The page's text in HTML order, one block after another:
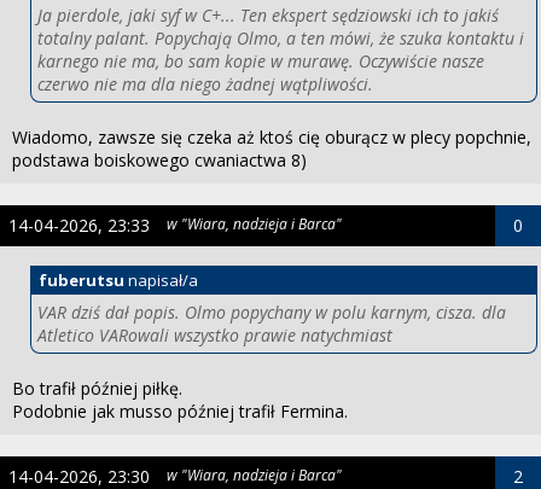
Ja pierdole, jaki syf w C+... Ten ekspert sędziowski ich to jakiś
totalny palant. Popychają Olmo, a ten mówi, że szuka kontaktu i
karnego nie ma, bo sam kopie w murawę. Oczywiście nasze
czerwo nie ma dla niego żadnej wątpliwości.
Wiadomo, zawsze się czeka aż ktoś cię oburącz w plecy popchnie,
podstawa boiskowego cwaniactwa 8)
fuberutsu napisał/a
VAR dziś dał popis. Olmo popychany w polu karnym, cisza. dla
Atletico VARowali wszystko prawie natychmiast
Bo trafił później piłkę.
Podobnie jak musso później trafił Fermina.
14-04-2026, 23:33 w "Wiara, nadzieja i Barca" 0
14-04-2026, 23:30 w "Wiara, nadzieja i Barca" 2